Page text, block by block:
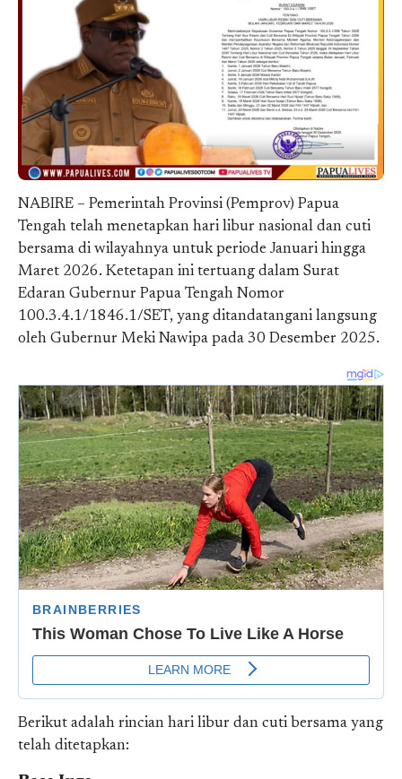
NABIRE – Pemerintah Provinsi (Pemprov) Papua
Tengah telah menetapkan hari libur nasional dan cuti
bersama di wilayahnya untuk periode Januari hingga
Maret 2026. Ketetapan ini tertuang dalam Surat
Edaran Gubernur Papua Tengah Nomor
100.3.4.1/1846.1/SET, yang ditandatangani langsung
oleh Gubernur Meki Nawipa pada 30 Desember 2025.
Berikut adalah rincian hari libur dan cuti bersama yang
telah ditetapkan: